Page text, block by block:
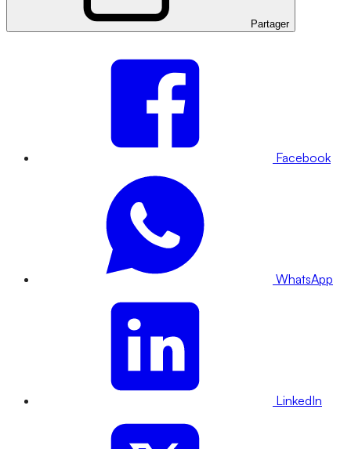
Partager
Facebook
WhatsApp
LinkedIn